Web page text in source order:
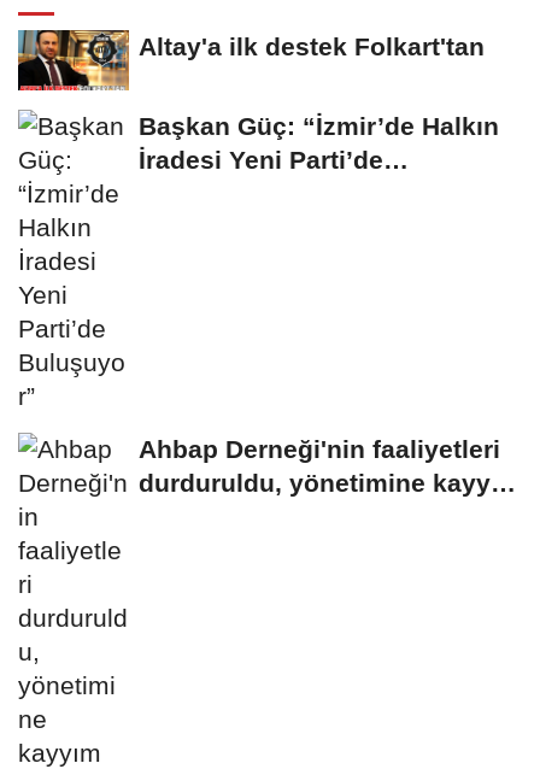
Altay'a ilk destek Folkart'tan
Başkan Güç: “İzmir’de Halkın
İradesi Yeni Parti’de
Ahbap Derneği'nin faaliyetleri
durduruldu, yönetimine kayyım